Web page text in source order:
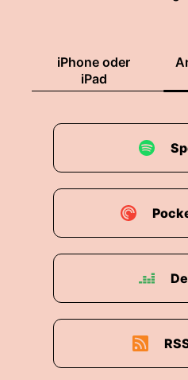
iPhone oder
iPad